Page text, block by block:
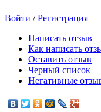
Войти /Регистрация
Написать отзыв
Как написать
Оставить отзыв
Черный список
Негативные